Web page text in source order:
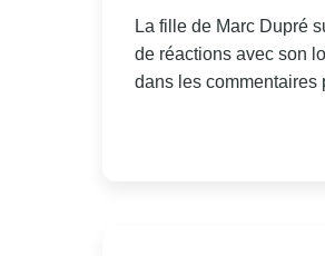
La fille de Marc Dupré
de réactions avec son
dans les commentaires